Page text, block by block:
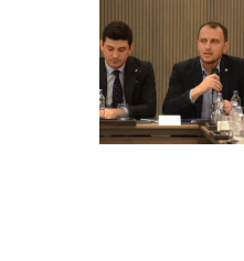
Ekran